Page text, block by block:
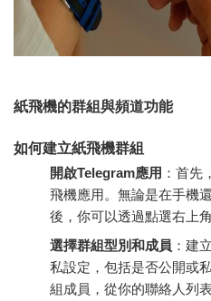
紙飛機的群組與頻道功能
如何建立紙飛機群組
開啟Telegram應用 ：首先
飛機應用。無論是在手機
後，你可以透過點選右上
選擇群組型別和成員 ：建
私設定，包括是否公開或
組成員，從你的聯絡人列